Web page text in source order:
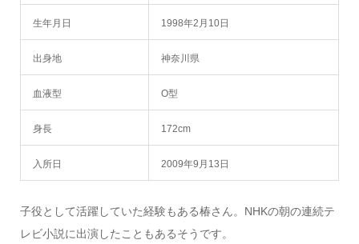
生年月日 1998年2月10日
出身地 神奈川県
血液型 O型
身長 172cm
入所日 2009年9月13日
子役として活躍していた経験もある椿さん。NHKの朝の連続テ
レビ小説に出演したこともあるそうです。